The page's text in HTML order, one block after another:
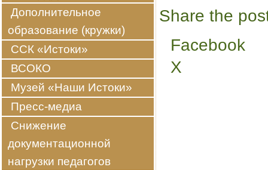
Дополнительное
образование (кружки)
ССК «Истоки»
ВСОКО
Музей «Наши Истоки»
Пресс-медиа
Снижение
документационной
нагрузки педагогов
Share the
Facebook
X